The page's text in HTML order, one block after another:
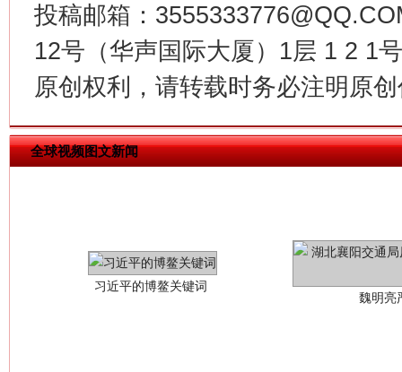
投稿邮箱：
12号（华声国际大厦）1层 1 2 1
原创权利，请转载时务必注明原
全球视频图文新闻